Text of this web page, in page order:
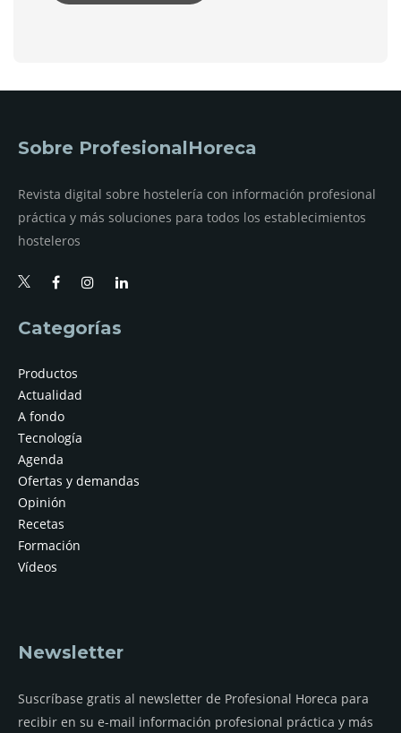
Sobre ProfesionalHoreca
Revista digital sobre hostelería con información profesional
práctica y más soluciones para todos los establecimientos
hosteleros
Categorías
Productos
Actualidad
A fondo
Tecnología
Agenda
Ofertas y demandas
Opinión
Recetas
Formación
Vídeos
Newsletter
Suscríbase gratis al newsletter de Profesional Horeca para
recibir en su e-mail información profesional práctica y más